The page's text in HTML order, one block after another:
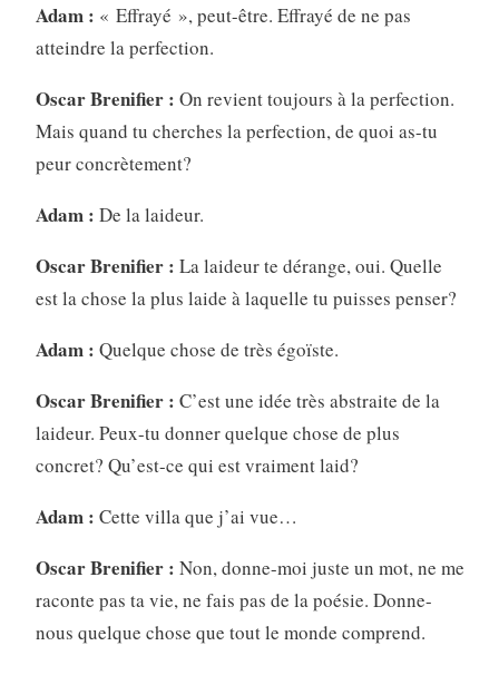
Adam : « Effrayé », peut-être. Effrayé de ne pas
atteindre la perfection.
Oscar Brenifier : On revient toujours à la perfection.
Mais quand tu cherches la perfection, de quoi as-tu
peur concrètement?
Adam : De la laideur.
Oscar Brenifier : La laideur te dérange, oui. Quelle
est la chose la plus laide à laquelle tu puisses penser?
Adam : Quelque chose de très égoïste.
Oscar Brenifier : C’est une idée très abstraite de la
laideur. Peux-tu donner quelque chose de plus
concret? Qu’est-ce qui est vraiment laid?
Adam : Cette villa que j’ai vue…
Oscar Brenifier : Non, donne-moi juste un mot, ne me
raconte pas ta vie, ne fais pas de la poésie. Donne-
nous quelque chose que tout le monde comprend.